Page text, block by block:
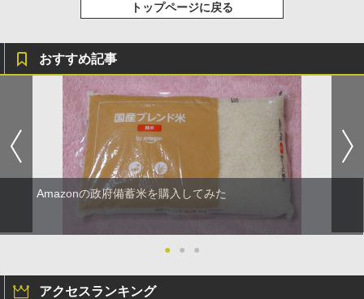
トップページに戻る
おすすめ記事
Amazonの政府備蓄米を購入してみた
● ● ●
アクセスランキング